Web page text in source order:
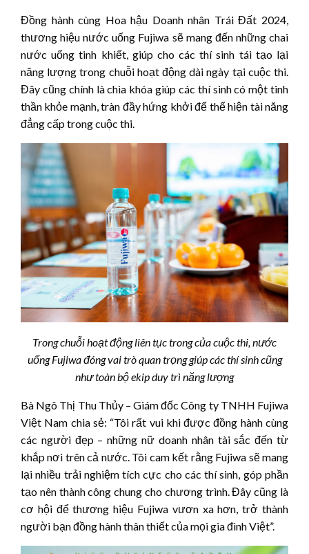
Đồng hành cùng Hoa hậu Doanh nhân Trái Đất 2024,
thương hiệu nước uống Fujiwa sẽ mang đến những chai
nước uống tinh khiết, giúp cho các thí sinh tái tạo lại
năng lượng trong chuỗi hoạt động dài ngày tại cuộc thi.
Đây cũng chính là chìa khóa giúp các thí sinh có một tinh
thần khỏe mạnh, tràn đầy hứng khởi để thể hiện tài năng
đẳng cấp trong cuộc thi.
Trong chuỗi hoạt động liên tục trong của cuộc thi, nước
uống Fujiwa đóng vai trò quan trọng giúp các thí sinh cũng
như toàn bộ ekip duy trì năng lượng
Bà Ngô Thị Thu Thủy – Giám đốc Công ty TNHH Fujiwa
Việt Nam chia sẻ: “Tôi rất vui khi được đồng hành cùng
các người đẹp – những nữ doanh nhân tài sắc đến từ
khắp nơi trên cả nước. Tôi cam kết rằng Fujiwa sẽ mang
lại nhiều trải nghiệm tích cực cho các thí sinh, góp phần
tạo nên thành công chung cho chương trình. Đây cũng là
cơ hội để thương hiệu Fujiwa vươn xa hơn, trở thành
người bạn đồng hành thân thiết của mọi gia đình Việt”.